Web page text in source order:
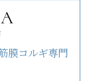
膜コルギ専門